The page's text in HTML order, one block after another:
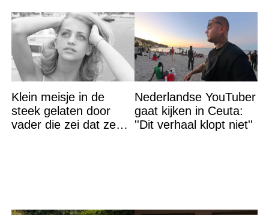
Klein meisje in de
steek gelaten door
vader die zei dat ze
Nederlandse YouTuber
gaat kijken in Ceuta:
''Dit verhaal klopt niet''